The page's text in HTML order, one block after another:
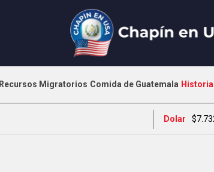
Recursos Migratorios Comida de Guatemala
Dolar